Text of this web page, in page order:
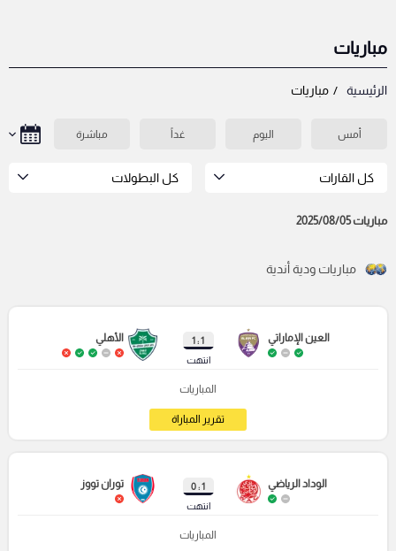
مباريات
الرئيسية مباريات
أمس اليوم غداً مباشرة
كل القارات كل البطولات
مباريات 2025/08/05
مباريات ودية أندية
العين الإماراتي
1 : 1
انتهت
الأهلي
المباريات
تقرير المباراة
الوداد الرياضي
1 : 0
انتهت
توران تووز
المباريات